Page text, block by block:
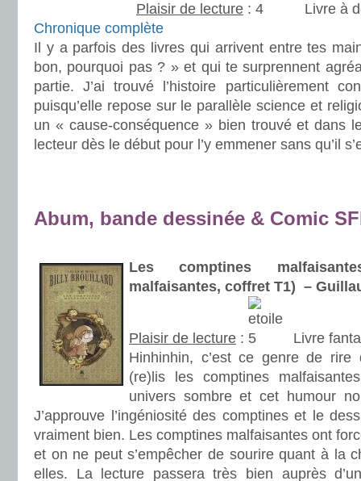
Plaisir de lecture :
Livre à
Chronique complète
Il y a parfois des livres qui arrivent entre tes
bon, pourquoi pas ? » et qui te surprennent
partie. J’ai trouvé l’histoire particulièrement
puisqu’elle repose sur le parallèle science et
un « cause-conséquence » bien trouvé et dans
lecteur dès le début pour l’y emmener sans qu’il
Abum, bande dessinée & Comic
Les comptines
malfaisantes, coffret T1) –
Plaisir de lecture :
Livre
Hinhinhin, c’est ce genre de
(re)lis les comptines
univers sombre et cet humour
J’approuve l’ingéniosité des comptines et le
vraiment bien. Les comptines malfaisantes ont
et on ne peut s’empêcher de sourire quant à la
elles. La lecture passera très bien auprès